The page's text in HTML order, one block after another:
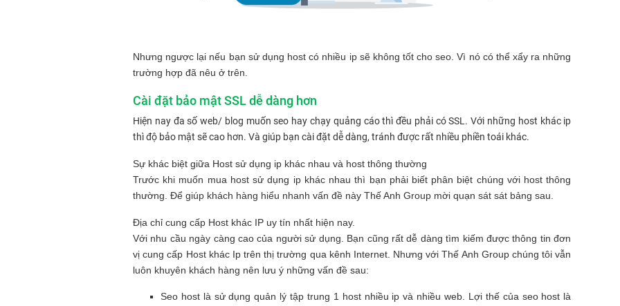
Nhưng ngược lại nếu bạn sử dụng host có nhiều ip sẽ không tốt cho seo. Vì nó có thể xẩy ra những
trường hợp đã nêu ở trên.
Cài đặt bảo mật SSL dễ dàng hơn
Hiện nay đa số web/ blog muốn seo hay chạy quảng cáo thì đều phải có SSL. Với những host khác ip
thì độ bảo mật sẽ cao hơn. Và giúp bạn cài đặt dễ dàng, tránh được rất nhiều phiền toái khác.
Sự khác biệt giữa Host sử dụng ip khác nhau và host thông thường
Trước khi muốn mua host sử dụng ip khác nhau thì bạn phải biết phân biệt chúng với host thông
thường. Để giúp khách hàng hiểu nhanh vấn đề này Thế Anh Group mời quạn sát sát bảng sau.
Địa chỉ cung cấp Host khác IP uy tín nhất hiện nay.
Với nhu cầu ngày càng cao của người sử dụng. Bạn cũng rất dễ dàng tìm kiếm được thông tin đơn
vị cung cấp Host khác Ip trên thị trường qua kênh Internet. Nhưng với Thế Anh Group chúng tôi vẫn
luôn khuyên khách hàng nên lưu ý những vấn đề sau:
Seo host là sử dụng quản lý tập trung 1 host nhiều ip và nhiều web. Lợi thế của seo host là